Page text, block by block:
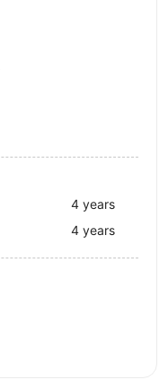
4 years
4 years